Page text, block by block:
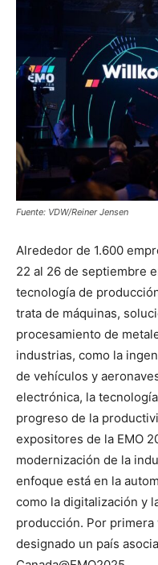
Fuente: VDW/Reiner Jensen
Alrededor de 1.600
22 al 26 de septiembre
tecnología de
trata de máquinas,
procesamiento de
industrias, como la
de vehículos y
electrónica, la
progreso de la
expositores de la EMO
modernización de la
enfoque está en la
como la digitalización y
producción. Por primera
designado un país